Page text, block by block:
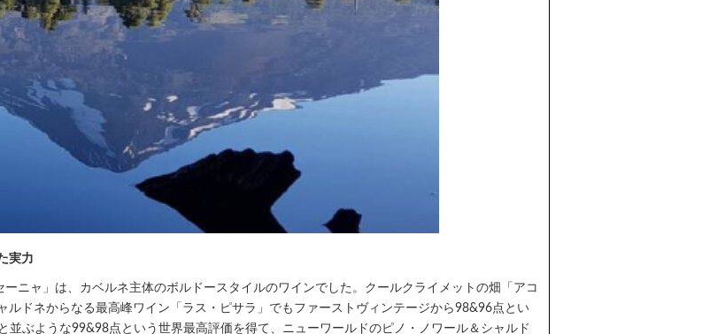
実力
ニャ」は、カベルネ主体のボルドースタイルのワインでした。クールクライメットの畑「アコ
ルドネからなる最高峰ワイン「ラス・ピサラ」でもファーストヴィンテージから98&96点とい
並ぶような99&98点という世界最高評価を得て、ニューワールドのピノ・ノワール＆シャルド